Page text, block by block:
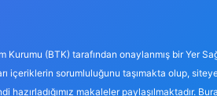
(BTK) tarafından onaylanmış bir Yer
içeriklerin sorumluluğunu taşımakta olup,
makaleler paylaşılmaktadır.